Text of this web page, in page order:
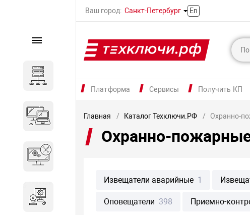
Ваш город: Санкт-Петербург En
Платформа Сервисы Получить КП
Каталог
Компьютеры и ноутбуки
Комплектующие для
Программное обеспечение
Главная Каталог Техключи.РФ Охранно-
Охранно-
Извещатели аварийные 1
Оповещатели 398 Приемно-